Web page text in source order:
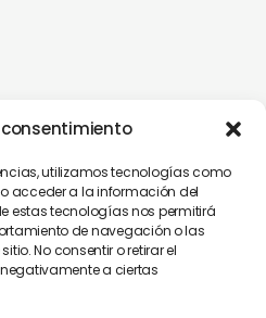
utilizamos tecnologías como
acceder a la información del
estas tecnologías nos permitirá
de navegación o las
No consentir o retirar el
a ciertas